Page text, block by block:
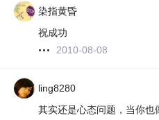
染指黄昏
祝成功
2010-08-08
ling8280
其实还是心态问题，当你也